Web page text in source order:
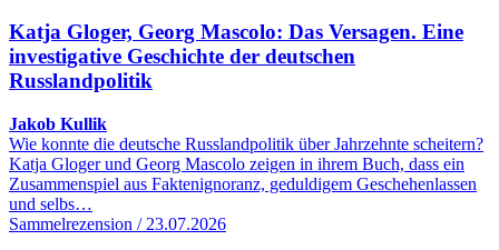
Katja Gloger, Georg Mascolo: Das Versagen. Eine
investigative Geschichte der deutschen
Russlandpolitik
Jakob Kullik
Wie konnte die deutsche Russlandpolitik über Jahrzehnte scheitern?
Katja Gloger und Georg Mascolo zeigen in ihrem Buch, dass ein
Zusammenspiel aus Faktenignoranz, geduldigem Geschehenlassen
und selbs…
Sammelrezension / 23.07.2026